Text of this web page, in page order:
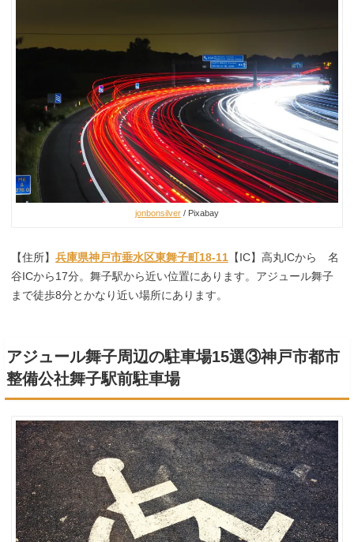
jonbonsilver / Pixabay
【住所】 兵庫県神戸市垂水区東舞子町18-11 【IC】高丸ICから 名
谷ICから17分。舞子駅から近い位置にあります。アジュール舞子
まで徒歩8分とかなり近い場所にあります。
アジュール舞子周辺の駐車場15選③神戸市都市
整備公社舞子駅前駐車場